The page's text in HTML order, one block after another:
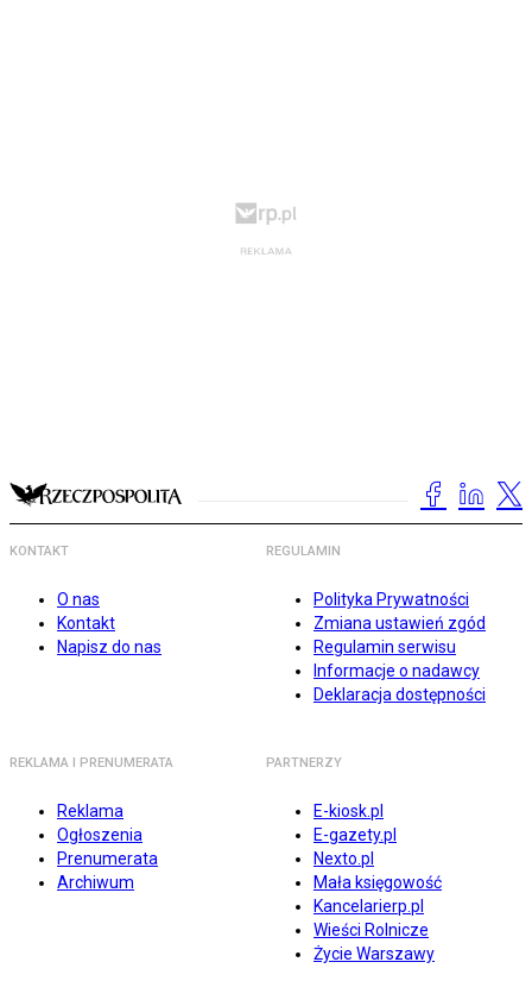
KONTAKT
O nas
Kontakt
Napisz do nas
REGULAMIN
Polityka Prywatności
Zmiana ustawień zgód
Regulamin serwisu
Informacje o nadawcy
Deklaracja dostępności
REKLAMA I PRENUMERATA
Reklama
Ogłoszenia
Prenumerata
Archiwum
PARTNERZY
E-kiosk.pl
E-gazety.pl
Nexto.pl
Mała księgowość
Kancelarierp.pl
Wieści Rolnicze
Życie Warszawy